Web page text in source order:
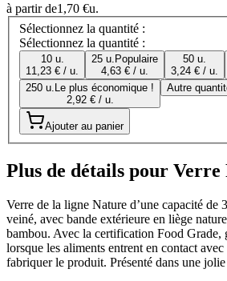
à partir de1,70 €u.
Sélectionnez la quantité :
Sélectionnez la quantité :
10 u.
11,23 € / u.
25 u. Populaire
4,63 € / u.
50 u.
3,24 € / u.
250 u. Le plus économique !
2,92 € / u.
Autre
Ajouter au panier
Plus de détails pour Verre
Verre de la ligne Nature d’une capacité de
veiné, avec bande extérieure en liège
bambou. Avec la certification Food Grade,
lorsque les aliments entrent en contact
fabriquer le produit. Présenté dans une